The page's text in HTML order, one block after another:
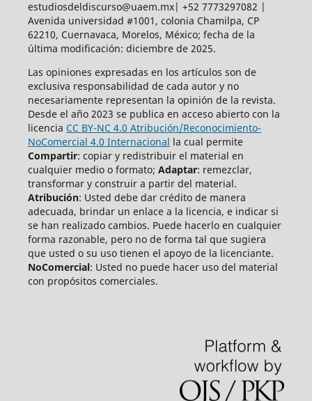
estudiosdeldiscurso@uaem.mx| +52 7773297082 |
Avenida universidad #1001, colonia Chamilpa, CP
62210, Cuernavaca, Morelos, México; fecha de la
última modificación: diciembre de 2025.
Las opiniones expresadas en los artículos son de
exclusiva responsabilidad de cada autor y no
necesariamente representan la opinión de la revista.
Desde el año 2023 se publica en acceso abierto con la
licencia CC BY-NC 4.0 Atribución/Reconocimiento-
NoComercial 4.0 Internacional la cual permite
Compartir: copiar y redistribuir el material en
cualquier medio o formato; Adaptar: remezclar,
transformar y construir a partir del material.
Atribución: Usted debe dar crédito de manera
adecuada, brindar un enlace a la licencia, e indicar si
se han realizado cambios. Puede hacerlo en cualquier
forma razonable, pero no de forma tal que sugiera
que usted o su uso tienen el apoyo de la licenciante.
NoComercial: Usted no puede hacer uso del material
con propósitos comerciales.